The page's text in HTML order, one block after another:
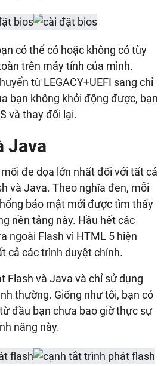
có thể có hoặc không có tùy
trên máy tính của mình.
từ LEGACY+UEFI sang chỉ
bạn không khởi động được, bạn
và thay đổi lại.
Java
đe dọa lớn nhất đối với tất cả
và Java. Theo nghĩa đen, mỗi
bảo mật mới được tìm thấy
nền tảng này. Hầu hết các
ngoài Flash vì HTML 5 hiện
cả các trình duyệt chính.
Flash và Java và chỉ sử dụng
thường. Giống như tôi, bạn có
đầu bạn chưa bao giờ thực sự
năng này.